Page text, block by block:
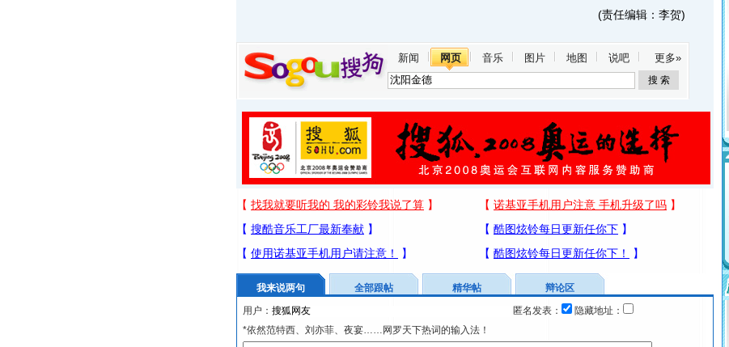
(责任编辑：李贺)
新闻 网页 音乐 图片 地图 说吧 更多»
我来说两句 全部跟帖 精华帖
辩论区
用户：
匿名发表：
隐藏地址：
*依然范特西、刘亦菲、夜宴……网罗天下热词的输入法！